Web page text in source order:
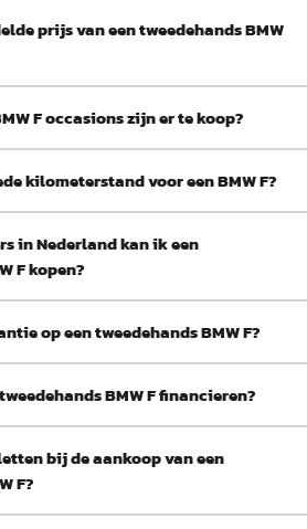
prijs van een tweedehands BMW
F occasions zijn er te koop?
kilometerstand voor een BMW F?
in Nederland kan ik een
F kopen?
op een tweedehands BMW F?
BMW F financieren?
bij de aankoop van een
F?